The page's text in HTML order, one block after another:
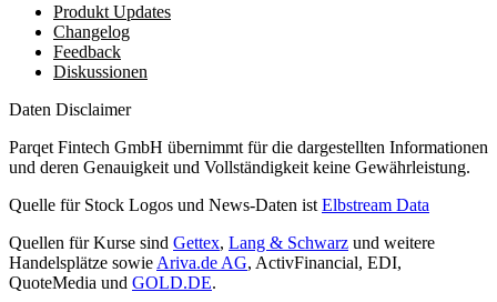
Produkt Updates
Changelog
Feedback
Diskussionen
Daten Disclaimer
Parqet Fintech GmbH übernimmt für die dargestellten Informationen
und deren Genauigkeit und Vollständigkeit keine Gewährleistung.
Quelle für Stock Logos und News-Daten ist Elbstream Data
Quellen für Kurse sind Gettex, Lang & Schwarz und weitere
Handelsplätze sowie Ariva.de AG, ActivFinancial, EDI,
QuoteMedia und GOLD.DE.